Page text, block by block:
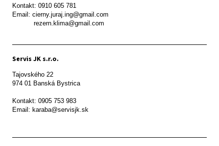
Kontakt: 0910 605 781
Email: cierny.juraj.ing@gmail.com
           rezern.klima@gmail.com
Servis JK s.r.o.
Tajovského 22
974 01 Banská Bystrica
Kontakt: 0905 753 983
Email: karaba@servisjk.sk